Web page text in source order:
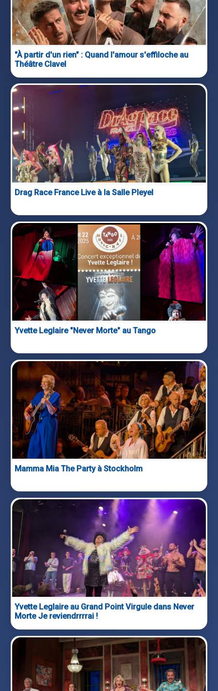
"À partir d'un rien" : Quand l'amour s'effiloche au
Théâtre Clavel
Drag Race France Live à la Salle Pleyel
Yvette Leglaire "Never Morte" au Tango
Mamma Mia The Party à Stockholm
Yvette Leglaire au Grand Point Virgule dans Never
Morte Je reviendrrrrai !